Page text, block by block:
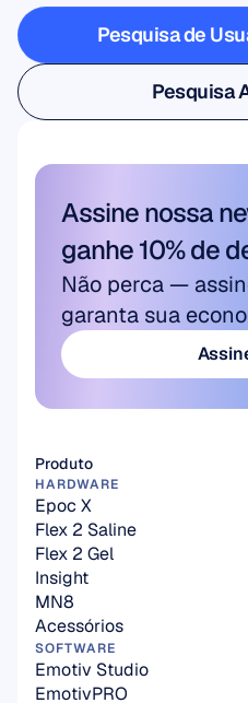
Pesquisa de
Pesquisa de
Pesquisa
Pesquisa
Assine nossa
ganhe 10% de
Não perca —
garanta sua
Produto
HARDWARE
Epoc X
Flex 2 Saline
Flex 2 Gel
Insight
MN8
Acessórios
SOFTWARE
Emotiv Studio
EmotivPRO